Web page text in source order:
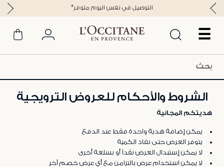
☰
*التوصيل في نفس اليوم متوفر
الشروط والأحكام للعروض الترويجية
هديتكم المجانية
يمكن إضافة هدية واحدة فقط عند الدفع
يتوفر العرض حتى نفاذ الكمية
لا يمكن إستبدال العرض نقداً أو بسلعة أخرى
لا يمكن استخدام عرض بالتزامن مع أي عرض خصم آخر